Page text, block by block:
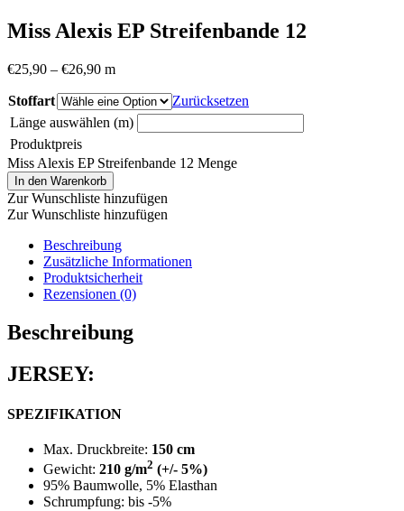
Miss Alexis EP Streifenbande 12
€25,90 – €26,90 m
Stoffart
Zurücksetzen
Länge auswählen (m)
Produktpreis
Miss Alexis EP Streifenbande 12 Menge
In den Warenkorb
Zur Wunschliste hinzufügen
Zur Wunschliste hinzufügen
Beschreibung
Zusätzliche Informationen
Produktsicherheit
Rezensionen (0)
Beschreibung
JERSEY:
SPEZIFIKATION
Max. Druckbreite: 150 cm
Gewicht: 210 g/m2 (+/- 5%)
95% Baumwolle, 5% Elasthan
Schrumpfung: bis -5%